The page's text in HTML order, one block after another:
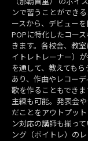
ンで習うことができ
ースから、デビュー
POPに特化したコー
きます。各校舎、教
イトレトレーナー）
を通して、教えても
あり、作曲やレコー
歌を作ることもでき
主練も可能。発表会
だことをアウトプッ
ン対応の講師も揃っ
ング（ボイトレ）の